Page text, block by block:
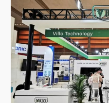
合作伙伴
荣誉资质
激光行业
光伏行业
增材制造
食品行业
药品行业
防爆工业除尘器
非防爆工业集尘器
工业吸尘器
中央除尘系统
服
防火防爆
粉尘防爆检测
数值仿真技术
公
公司动态
招贤纳士
联